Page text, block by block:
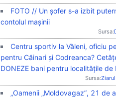
FOTO // Un șofer s-a izbit
contolul mașinii
Sursa:
Centru sportiv la Văleni, oficiu
pentru Căinari și Codreanca?
DONEZE bani pentru localitățile de
Sursa:
„Oamenii „Moldovagaz”, 21 de